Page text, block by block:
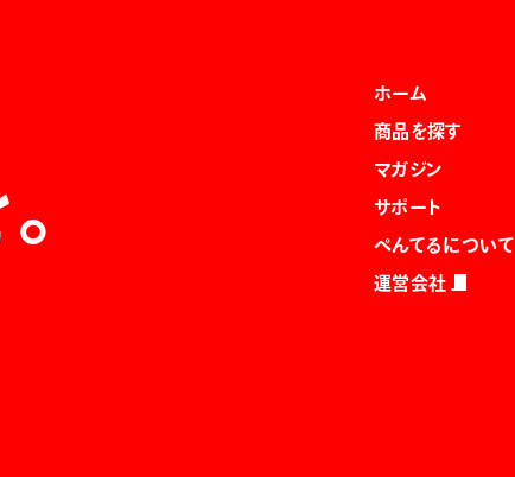
ホーム
商品を探す
マガジン
サポート
ぺんてるについて
運営会社